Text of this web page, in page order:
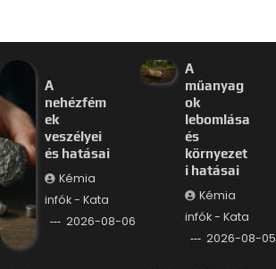
A
nehézfém
ek
veszélyei
és hatásai
Kémia
infók - Kata
2026-08-06
A
műanyag
ok
lebomlása
és
környezet
i hatásai
Kémia
infók - Kata
2026-08-05